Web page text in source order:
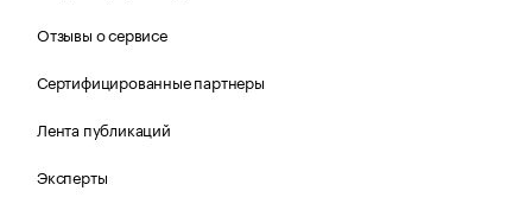
Отзывы о сервисе
Сертифицированные партнеры
Лента публикаций
Эксперты